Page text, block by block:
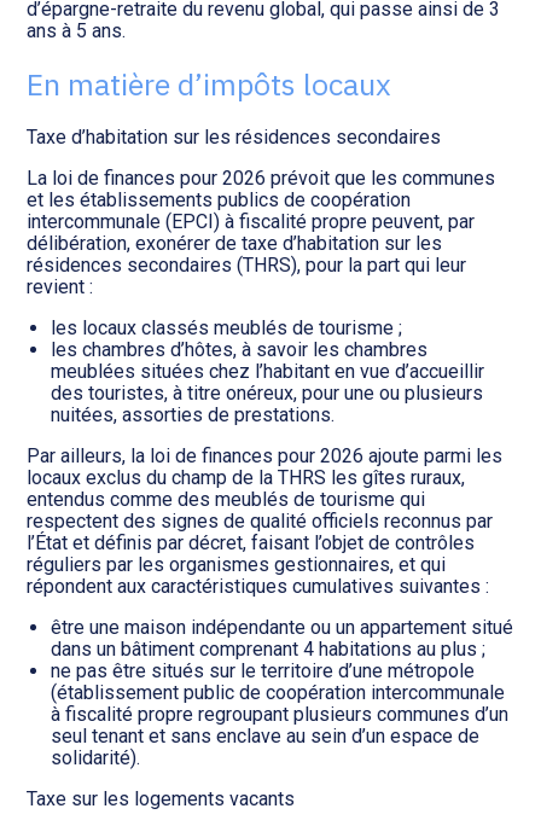
d’épargne-retraite du revenu global, qui passe ainsi de 3
ans à 5 ans.
En matière d’impôts locaux
Taxe d’habitation sur les résidences secondaires
La loi de finances pour 2026 prévoit que les communes
et les établissements publics de coopération
intercommunale (EPCI) à fiscalité propre peuvent, par
délibération, exonérer de taxe d’habitation sur les
résidences secondaires (THRS), pour la part qui leur
revient :
les locaux classés meublés de tourisme ;
les chambres d’hôtes, à savoir les chambres
meublées situées chez l’habitant en vue d’accueillir
des touristes, à titre onéreux, pour une ou plusieurs
nuitées, assorties de prestations.
Par ailleurs, la loi de finances pour 2026 ajoute parmi les
locaux exclus du champ de la THRS les gîtes ruraux,
entendus comme des meublés de tourisme qui
respectent des signes de qualité officiels reconnus par
l’État et définis par décret, faisant l’objet de contrôles
réguliers par les organismes gestionnaires, et qui
répondent aux caractéristiques cumulatives suivantes :
être une maison indépendante ou un appartement situé
dans un bâtiment comprenant 4 habitations au plus ;
ne pas être situés sur le territoire d’une métropole
(établissement public de coopération intercommunale
à fiscalité propre regroupant plusieurs communes d’un
seul tenant et sans enclave au sein d’un espace de
solidarité).
Taxe sur les logements vacants